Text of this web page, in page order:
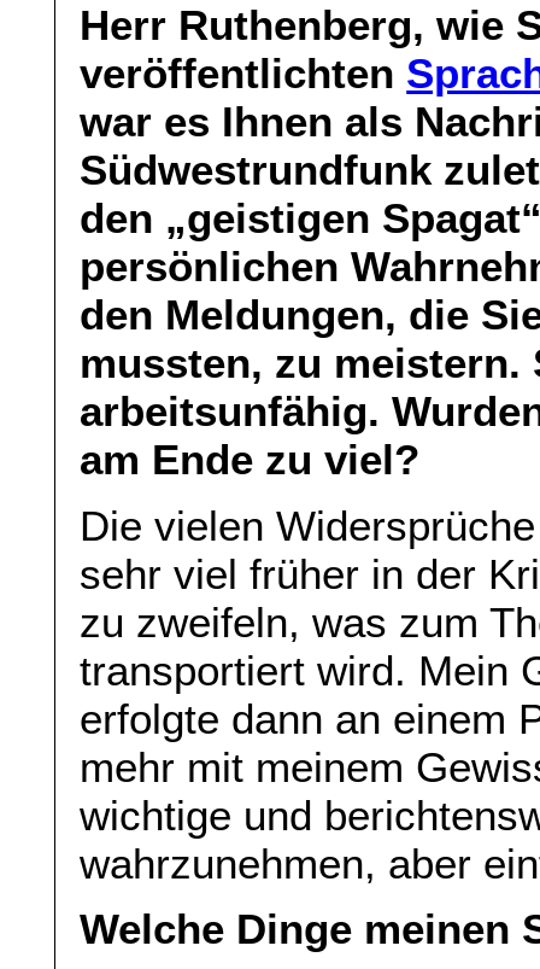
Herr Ruthenberg, wie
veröffentlichten
war es Ihnen als
Südwestrundfunk
den „geistigen
persönlichen
den Meldungen, die
mussten, zu meistern.
arbeitsunfähig.
am Ende zu viel?
Die vielen
sehr viel früher in der
zu zweifeln, was zum
transportiert wird. Mein
erfolgte dann an einem
mehr mit meinem
wichtige und
wahrzunehmen, aber
Welche Dinge meinen